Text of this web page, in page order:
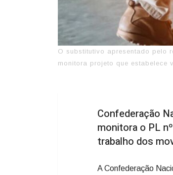
O substitutivo apresentado pelo
monitora projeto que estabelece
Confederação
monitora o PL
trabalho dos
A Confederação